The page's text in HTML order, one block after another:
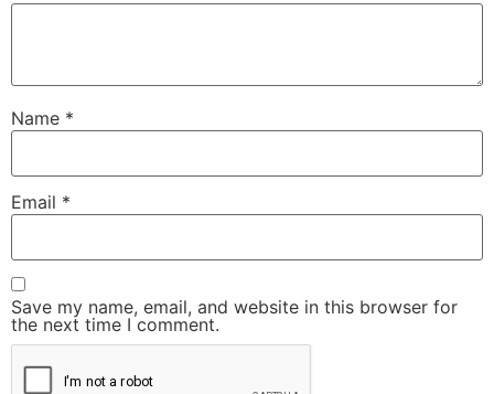
Name *
Email *
Save my name, email, and website in this browser for
the next time I comment.